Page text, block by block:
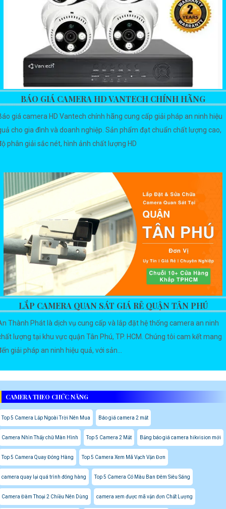
BÁO GIÁ CAMERA HD VANTECH CHÍNH HÃNG
giá camera HD Vantech chính hãng cung cấp giải pháp an ninh hiệu
cho gia đình và doanh nghiệp. Sản phẩm đạt chuẩn chất lượng cao,
phân giải sắc nét, hình ảnh chất lượng HD
LẮP CAMERA QUAN SÁT GIÁ RẺ QUẬN TÂN PHÚ
Thành Phát là dịch vụ cung cấp và lắp đặt hệ thống camera an ninh
lượng tại khu vực quận Tân Phú, TP. HCM. Chúng tôi cam kết mang
giải pháp an ninh hiệu quả, với sản...
CAMERA THEO CHỨC NĂNG
Top 5 Camera Lắp Ngoài Trời Nên Mua Báo giá camera 2 mắt
Camera Nhìn Thấy chữ Màn Hình Top 5 Camera 2 Mắt Bảng báo giá camera hikvision mới
Top 5 Camera Quay Đóng Hàng Top 5 Camera Xem Mã Vạch Vận Đơn
camera quay lại quá trình đóng hàng Top 5 Camera Có Màu Ban Đêm Siêu Sáng
Camera Đàm Thoại 2 Chiều Nên Dùng camera xem được mã vận đơn Chất Lượng